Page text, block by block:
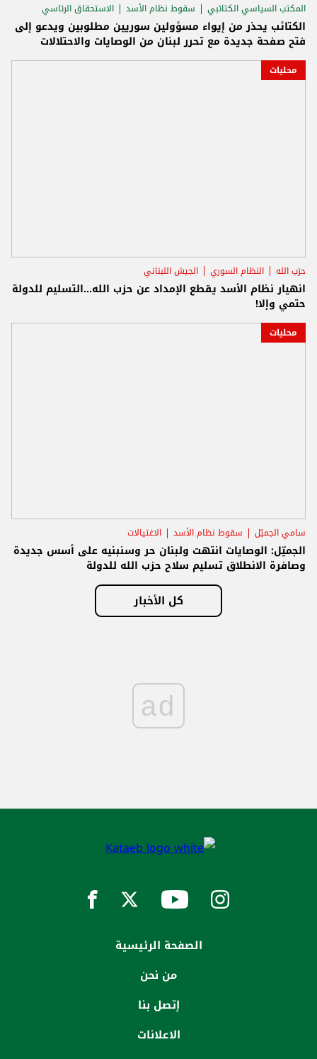
المكتب السياسي الكتائبي سقوط نظام الأسد الاستحقاق الرئاسي
الكتائب يحذر من إيواء مسؤولين سوريين مطلوبين ويدعو إلى
فتح صفحة جديدة مع تحرر لبنان من الوصايات والاحتلالات
محليات
حزب الله النظام السوري الجيش اللبناني
انهيار نظام الأسد يقطع الإمداد عن حزب الله...التسليم للدولة
حتمي وإلا!
محليات
سامي الجميّل سقوط نظام الأسد الاغتيالات
الجميّل: الوصايات انتهت ولبنان حر وسنبنيه على أسس جديدة
وصافرة الانطلاق تسليم سلاح حزب الله للدولة
كل الأخبار
ad
الصفحة الرئيسية
من نحن
إتصل بنا
الاعلانات